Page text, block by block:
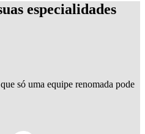
especialidades
só uma equipe renomada pode